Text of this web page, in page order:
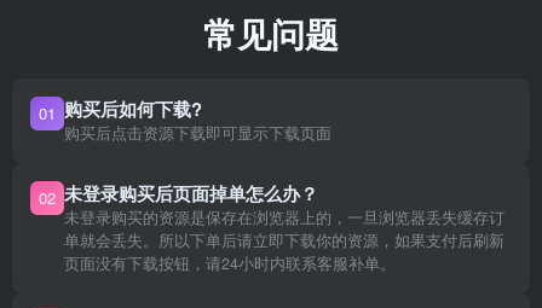
常见问题
01 购买后如何下载?
购买后点击资源下载即可显示下载页面
02 未登录购买后页面掉单怎么办？
未登录购买的资源是保存在浏览器上的，一旦浏览器丢失缓存订
单就会丢失。所以下单后请立即下载你的资源，如果支付后刷新
页面没有下载按钮，请24小时内联系客服补单。